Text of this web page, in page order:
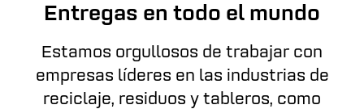
Entregas en todo el mundo
Estamos orgullosos de trabajar con
empresas líderes en las industrias de
reciclaje, residuos y tableros, como